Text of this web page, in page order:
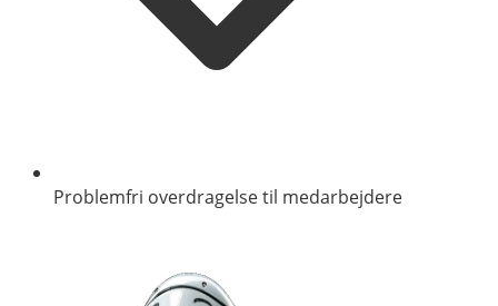
Problemfri overdragelse til medarbejdere